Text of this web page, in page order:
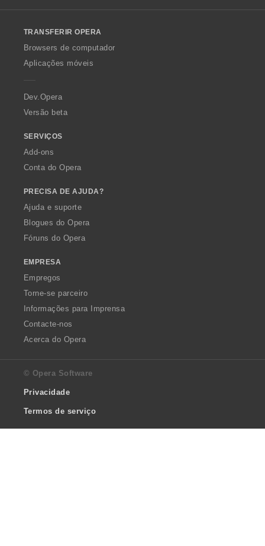
w
O
p
a
TRANSFERIR OPERA
Browsers de computador
Aplicações móveis
Dev.Opera
Versão beta
SERVIÇOS
Add-ons
Conta do Opera
PRECISA DE AJUDA?
Ajuda e suporte
Blogues do Opera
Fóruns do Opera
EMPRESA
Empregos
Torne-se parceiro
Informações para Imprensa
Contacte-nos
Acerca do Opera
© Opera Software
Privacidade
Termos de serviço